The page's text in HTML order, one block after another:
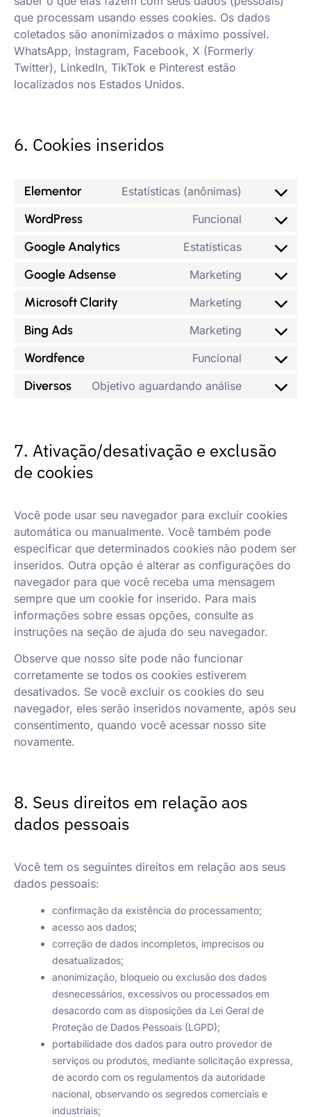
que processam usando esses cookies. Os dados
coletados são anonimizados o máximo possível.
WhatsApp, Instagram, Facebook, X (Formerly
Twitter), LinkedIn, TikTok e Pinterest estão
localizados nos Estados Unidos.
6. Cookies inseridos
Elementor Estatísticas (anônimas)
WordPress Funcional
Google Analytics Estatísticas
Google Adsense Marketing
Microsoft Clarity Marketing
Bing Ads Marketing
Wordfence Funcional
Diversos Objetivo aguardando análise
7. Ativação/desativação e exclusão
de cookies
Você pode usar seu navegador para excluir cookies
automática ou manualmente. Você também pode
especificar que determinados cookies não podem ser
inseridos. Outra opção é alterar as configurações do
navegador para que você receba uma mensagem
sempre que um cookie for inserido. Para mais
informações sobre essas opções, consulte as
instruções na seção de ajuda do seu navegador.
Observe que nosso site pode não funcionar
corretamente se todos os cookies estiverem
desativados. Se você excluir os cookies do seu
navegador, eles serão inseridos novamente, após seu
consentimento, quando você acessar nosso site
novamente.
8. Seus direitos em relação aos
dados pessoais
Você tem os seguintes direitos em relação aos seus
dados pessoais:
confirmação da existência do processamento;
acesso aos dados;
correção de dados incompletos, imprecisos ou
desatualizados;
anonimização, bloqueio ou exclusão dos dados
desnecessários, excessivos ou processados em
desacordo com as disposições da Lei Geral de
Proteção de Dados Pessoais (LGPD);
portabilidade dos dados para outro provedor de
serviços ou produtos, mediante solicitação expressa,
de acordo com os regulamentos da autoridade
nacional, observando os segredos comerciais e
industriais;